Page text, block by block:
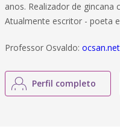
anos. Realizador de gincana
Atualmente escritor - poeta
Professor Osvaldo: ocsan.net
Perfil completo